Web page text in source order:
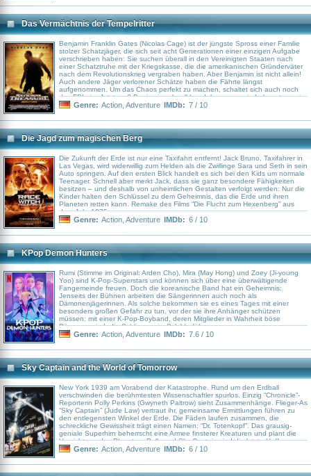
Nuklearwaffen-Expertin, die die gefährliche Bedrohung entschärfen könnte…
Das Vermächtnis der Tempelritter
Benjamin Franklin Gates (Nicolas Cage) ist der jüngste Spross einer Familie
stolzer Schatzjäger, die sich seit acht Generationen einer einzigen Aufgabe
verschrieben haben: Sie suchen überall in den Vereinigten Staaten nach
einer Schatztruhe mit der Kriegskasse, die die amerikanischen Gründerväter
nach dem Revolutionskrieg vergraben haben. Aber Benjamin ist nicht allein!
Auch andere Jäger verlorener Schätze haben die Fährte längst
aufgenommen. Um das Chaos perfekt zu machen, schaltet sich auch noch
das FBI ein. Jetzt muß Benjamin schnell handeln, wenn sein Lebenstraum in
Erfüllung gehen soll…
Genre: Action Adventure IMDb: 7 / 10
Die Jagd zum magischen Berg
Die Zukunft der Erde ist nur eine Taxifahrt entfernt! Jack Bruno, Taxifahrer in
Las Vegas, wird widerwillig zum Helden als die Zwillinge Sara und Seth in sein
Auto springen. Auf den ersten Blick handelt es sich bei den Kids um normale
Teenager. Schnell aber merkt Jack, dass sie ganz besondere Fähigkeiten
besitzen – und deshalb von unheimlichen Gestalten verfolgt werden: Nur die
Kinder halten den Schlüssel zu dem Geheimnis, das die Erde und ihren
Planeten retten kann. Remake des Films “Die Flucht zum Hexenberg” aus
dem Jahr 1975.
Genre: Action Adventure IMDb: 6 / 10
KPop Demon Hunters
Rumi (Stimme im Original: Arden Cho), Mira (May Hong) und Zoey (Ji-young
Yoo) sind K-Pop-Superstars und können sich über eine überwältigende
Fangemeinde freuen. Doch die koreanische Band hat ein Geheimnis:
Jenseits der Bühnen arbeiten die Sängerinnen auch noch als
Dämonenjägerinnen. Als solche bekommen sie es eines Tages mit einer
besonders großen Gefahr zu tun, vor der sie ihre Anhänger schützen
müssen: mit einer K-Pop-Boyband, deren Mitglieder in Wahrheit böse
Dämonen sind, die Schlimmes im Schilde führen.
Genre: Action Adventure IMDb: 7.6 / 10
Sky Captain and the World of Tomorrow
New York 1939 am Vorabend der Katastrophe. Rund um den Erdball
verschwinden die berühmtesten Wissenschaftler spurlos. Einzig “Chronicle”-
Reporterin Polly Perkins (Gwyneth Paltrow) sieht Zusammenhänge. Flieger-As
“Sky Captain” (Jude Law) vertraut ihr, gemeinsame Ermittlungen führen zu
den entlegensten Winkel der Erde. Die Fäden laufen zusammen, die
schreckliche Gewissheit trägt einen Namen: “Dr. Totenkopf”. Das grausig-
geniale Superhirn beherrscht eine Armee finsterer Kreaturen und plant die
Vernichtung des Planeten. Polly und Sky Captain sind die letzte Hoffnung,
Hilfe kommt allein von Jagdflieger-Kommandantin Franky Cook (Angelina
des Guten Totenkopf aufhalten?
Genre: Action Adventure IMDb: 6 / 10